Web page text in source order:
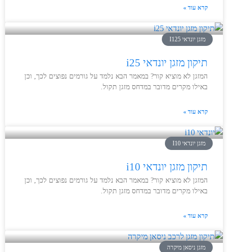
קרא עוד »
מזגן יונדאי I125
תיקון מזגן יונדאי i25
המזגן לא מוציא קור? במאמר הבא נלמד על גורמים נפוצים לכך, וכן
באילו מקרים מדובר במדחס מזגן תקול.
קרא עוד »
מזגן יונדאי I10
תיקון מזגן יונדאי i10
המזגן לא מוציא קור? במאמר הבא נלמד על גורמים נפוצים לכך, וכן
באילו מקרים מדובר במדחס מזגן תקול.
קרא עוד »
מזגן ניסאן מיקרה